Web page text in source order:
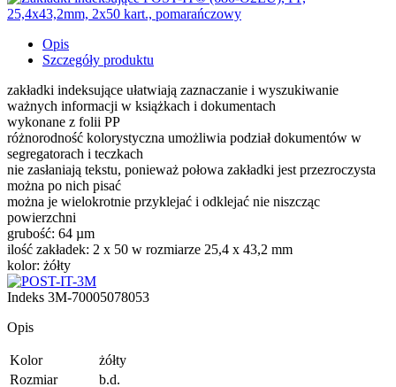
Opis
Szczegóły produktu
zakładki indeksujące ułatwiają zaznaczanie i wyszukiwanie
ważnych informacji w książkach i dokumentach
wykonane z folii PP
różnorodność kolorystyczna umożliwia podział dokumentów w
segregatorach i teczkach
nie zasłaniają tekstu, ponieważ połowa zakładki jest przezroczysta
można po nich pisać
można je wielokrotnie przyklejać i odklejać nie niszcząc
powierzchni
grubość: 64 µm
ilość zakładek: 2 x 50 w rozmiarze 25,4 x 43,2 mm
kolor: żółty
Indeks 3M-70005078053
Opis
Kolor
żółty
Rozmiar
b.d.